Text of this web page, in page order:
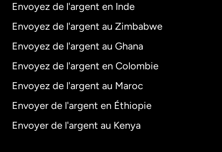
Envoyez de l'argent en Inde
Envoyez de l'argent au Zimbabwe
Envoyez de l'argent au Ghana
Envoyez de l'argent en Colombie
Envoyez de l'argent au Maroc
Envoyer de l'argent en Éthiopie
Envoyer de l'argent au Kenya